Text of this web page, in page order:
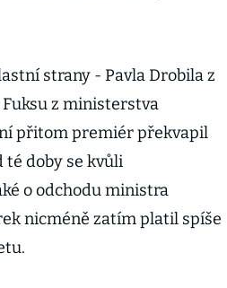
strany - Pavla Drobila z
z ministerstva
přitom premiér překvapil
té doby se kvůli
o odchodu ministra
nicméně zatím platil spíše